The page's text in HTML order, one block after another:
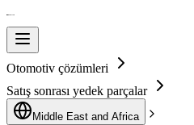
Otomotiv çözümleri
Satış sonrası yedek parçalar
Middle East and Africa